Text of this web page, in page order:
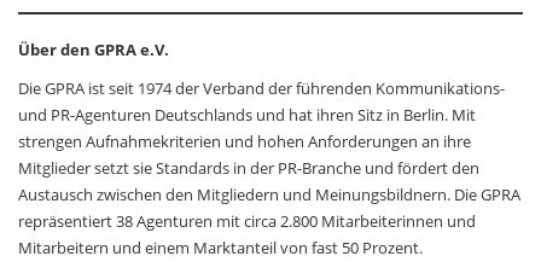
Über den GPRA e.V.
Die GPRA ist seit 1974 der Verband der führenden Kommunikations-
und PR-Agenturen Deutschlands und hat ihren Sitz in Berlin. Mit
strengen Aufnahmekriterien und hohen Anforderungen an ihre
Mitglieder setzt sie Standards in der PR-Branche und fördert den
Austausch zwischen den Mitgliedern und Meinungsbildnern. Die GPRA
repräsentiert 38 Agenturen mit circa 2.800 Mitarbeiterinnen und
Mitarbeitern und einem Marktanteil von fast 50 Prozent.